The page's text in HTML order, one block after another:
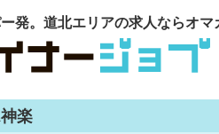
発。道北エリアの求人ならオマ
楽